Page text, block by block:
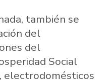
también se
del
del
Social
electrodomésticos